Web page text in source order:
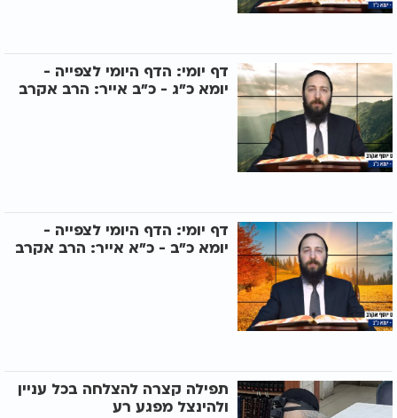
דף יומי: הדף היומי לצפייה -
יומא כ"ג - כ"ב אייר: הרב אקרב
דף יומי: הדף היומי לצפייה -
יומא כ"ב - כ"א אייר: הרב אקרב
תפילה קצרה להצלחה בכל עניין
ולהינצל מפגע רע